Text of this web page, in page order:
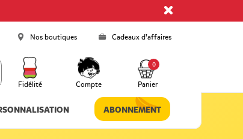
Nos boutiques Cadeaux d’affaires
Fidélité Compte Panier
0
ABONNEMENT